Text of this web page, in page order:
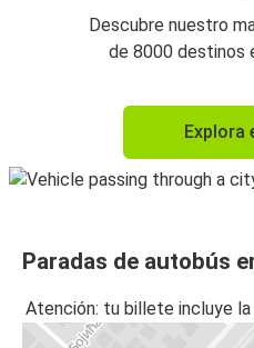
Descubre nuestro
de 8000 destinos
Explora
Paradas de autobús
Atención: tu billete incluye